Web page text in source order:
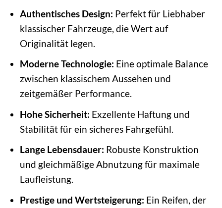
Authentisches Design: Perfekt für Liebhaber
klassischer Fahrzeuge, die Wert auf
Originalität legen.
Moderne Technologie: Eine optimale Balance
zwischen klassischem Aussehen und
zeitgemäßer Performance.
Hohe Sicherheit: Exzellente Haftung und
Stabilität für ein sicheres Fahrgefühl.
Lange Lebensdauer: Robuste Konstruktion
und gleichmäßige Abnutzung für maximale
Laufleistung.
Prestige und Wertsteigerung: Ein Reifen, der